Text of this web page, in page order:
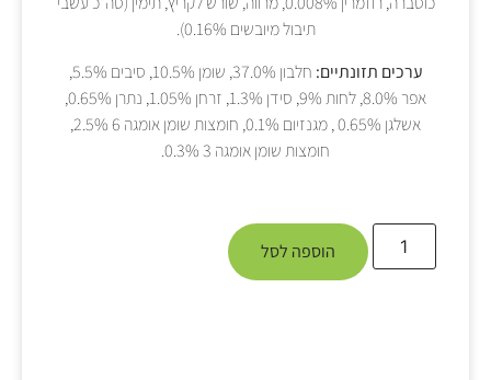
תיבול מיובשים 0.16%).
ערכים תזונתיים:
חלבון 37.0%, שומן 10.5%, סיבים 5.5%,
אפר 8.0%, לחות 9%, סידן 1.3%, זרחן 1.05%, נתרן 0.65%,
אשלגן 0.65% , מגנזיום 0.1%, חומצות שומן אומגה 6 2.5%,
חומצות שומן אומגה 3 0.3%.
הוספה לסל